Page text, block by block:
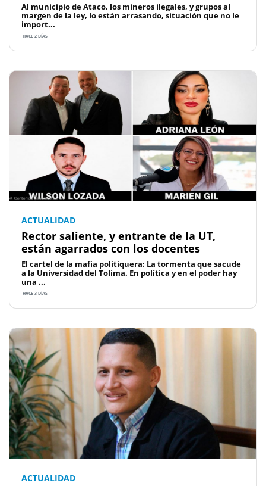
Al municipio de Ataco, los mineros ilegales, y grupos al
margen de la ley, lo están arrasando, situación que no le
import...
HACE 2 DÍAS
ACTUALIDAD
Rector saliente, y entrante de la UT,
están agarrados con los docentes
El cartel de la mafia politiquera: La tormenta que sacude
a la Universidad del Tolima. En política y en el poder hay
una ...
HACE 3 DÍAS
ACTUALIDAD